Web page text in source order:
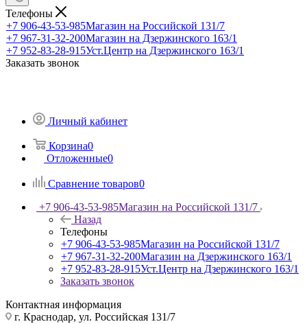
Телефоны
+7 906-43-53-985Магазин на Российской 131/7
+7 967-31-32-200Магазин на Дзержинского 163/1
+7 952-83-28-915Уст.Центр на Дзержинского 163/1
Заказать звонок
Личный кабинет
Корзина0
Отложенные0
Сравнение товаров0
+7 906-43-53-985Магазин на Российской 131/7
Назад
Телефоны
+7 906-43-53-985Магазин на Российской 131/7
+7 967-31-32-200Магазин на Дзержинского 163/1
+7 952-83-28-915Уст.Центр на Дзержинского 163/1
Заказать звонок
Контактная информация
г. Краснодар, ул. Российская 131/7